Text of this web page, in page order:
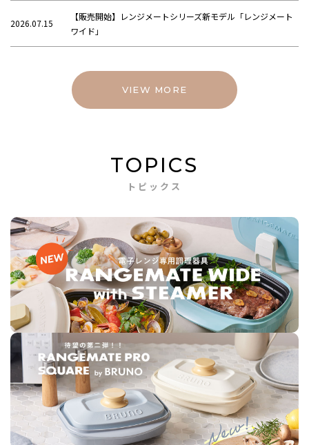
2026.07.15
【販売開始】レンジメートシリーズ新モデル「レンジメート
ワイド」
VIEW MORE
TOPICS
トピックス